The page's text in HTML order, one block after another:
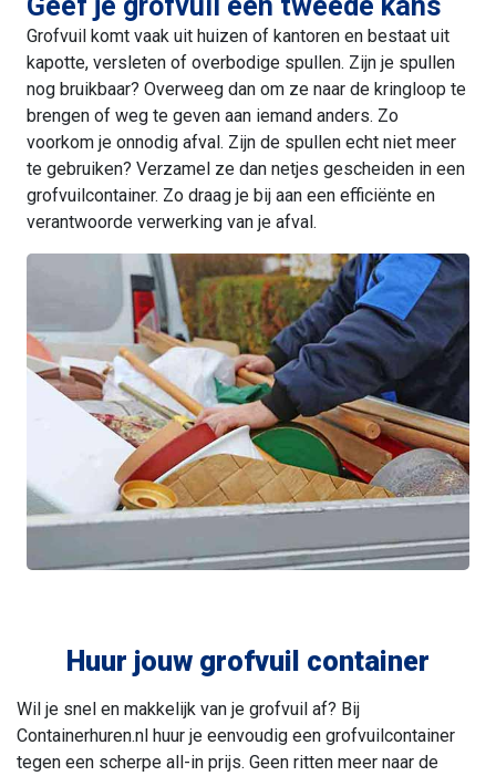
Grofvuil komt vaak uit huizen of kantoren en bestaat uit
kapotte, versleten of overbodige spullen. Zijn je spullen
nog bruikbaar? Overweeg dan om ze naar de kringloop te
brengen of weg te geven aan iemand anders. Zo
voorkom je onnodig afval. Zijn de spullen echt niet meer
te gebruiken? Verzamel ze dan netjes gescheiden in een
grofvuilcontainer. Zo draag je bij aan een efficiënte en
verantwoorde verwerking van je afval.
Huur jouw grofvuil container
Wil je snel en makkelijk van je grofvuil af? Bij
Containerhuren.nl huur je eenvoudig een grofvuilcontainer
tegen een scherpe all-in prijs. Geen ritten meer naar de